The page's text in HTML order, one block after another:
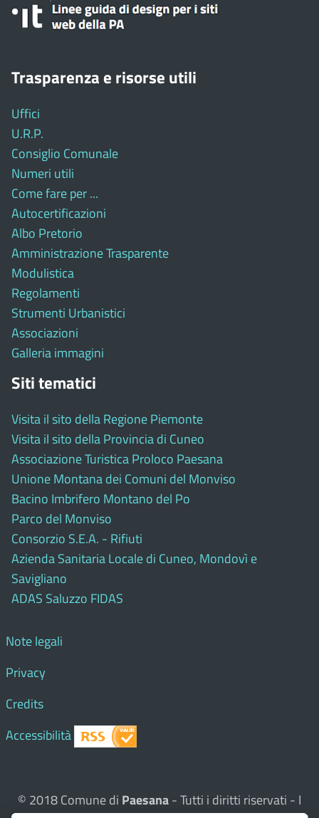
Trasparenza e risorse utili
Uffici
U.R.P.
Consiglio Comunale
Numeri utili
Come fare per ...
Autocertificazioni
Albo Pretorio
Amministrazione Trasparente
Modulistica
Regolamenti
Strumenti Urbanistici
Associazioni
Galleria immagini
Siti tematici
Visita il sito della Regione Piemonte
Visita il sito della Provincia di Cuneo
Associazione Turistica Proloco Paesana
Unione Montana dei Comuni del Monviso
Bacino Imbrifero Montano del Po
Parco del Monviso
Consorzio S.E.A. - Rifiuti
Azienda Sanitaria Locale di Cuneo, Mondovì e
Savigliano
ADAS Saluzzo FIDAS
Note legali
Privacy
Credits
Accessibilità
© 2018 Comune di Paesana- Tutti i diritti riservati - I